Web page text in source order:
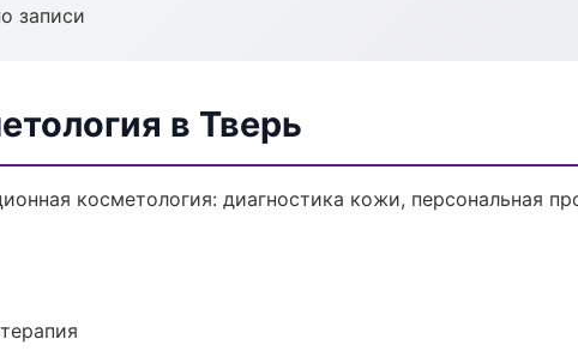
записи
в Тверь
косметология: диагностика кожи, персональная